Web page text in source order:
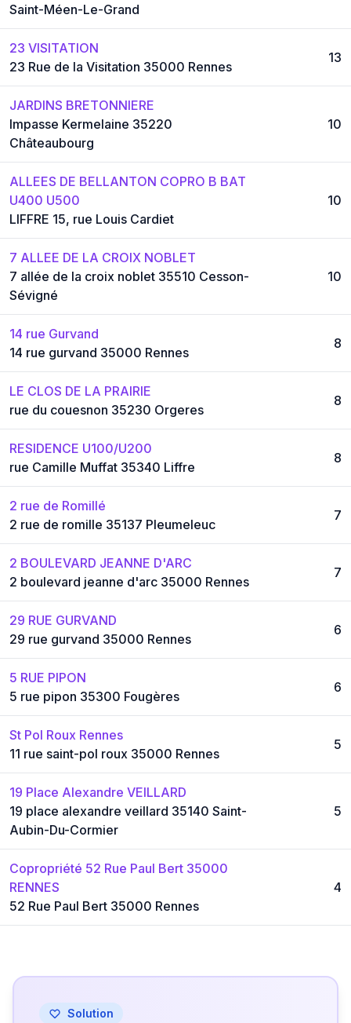
Saint-Méen-Le-Grand
23 VISITATION
23 Rue de la Visitation 35000 Rennes
13
JARDINS BRETONNIERE
Impasse Kermelaine 35220
Châteaubourg
10
ALLEES DE BELLANTON COPRO B BAT
U400 U500
LIFFRE 15, rue Louis Cardiet
10
7 ALLEE DE LA CROIX NOBLET
7 allée de la croix noblet 35510 Cesson-
Sévigné
10
14 rue Gurvand
14 rue gurvand 35000 Rennes
8
LE CLOS DE LA PRAIRIE
rue du couesnon 35230 Orgeres
8
RESIDENCE U100/U200
rue Camille Muffat 35340 Liffre
8
2 rue de Romillé
2 rue de romille 35137 Pleumeleuc
7
2 BOULEVARD JEANNE D'ARC
2 boulevard jeanne d'arc 35000 Rennes
7
29 RUE GURVAND
29 rue gurvand 35000 Rennes
6
5 RUE PIPON
5 rue pipon 35300 Fougères
6
St Pol Roux Rennes
11 rue saint-pol roux 35000 Rennes
5
19 Place Alexandre VEILLARD
19 place alexandre veillard 35140 Saint-
Aubin-Du-Cormier
5
Copropriété 52 Rue Paul Bert 35000
RENNES
52 Rue Paul Bert 35000 Rennes
4
Solution